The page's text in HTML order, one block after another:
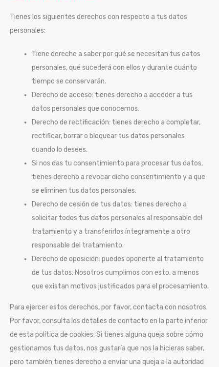
Tienes los siguientes derechos con respecto a tus datos
personales:
Tiene derecho a saber por qué se necesitan tus datos
personales, qué sucederá con ellos y durante cuánto
tiempo se conservarán.
Derecho de acceso: tienes derecho a acceder a tus
datos personales que conocemos.
Derecho de rectificación: tienes derecho a completar,
rectificar, borrar o bloquear tus datos personales
cuando lo desees.
Si nos das tu consentimiento para procesar tus datos,
tienes derecho a revocar dicho consentimiento y a que
se eliminen tus datos personales.
Derecho de cesión de tus datos: tienes derecho a
solicitar todos tus datos personales al responsable del
tratamiento y a transferirlos íntegramente a otro
responsable del tratamiento.
Derecho de oposición: puedes oponerte al tratamiento
de tus datos. Nosotros cumplimos con esto, a menos
que existan motivos justificados para el procesamiento.
Para ejercer estos derechos, por favor, contacta con nosotros.
Por favor, consulta los detalles de contacto en la parte inferior
de esta política de cookies. Si tienes alguna queja sobre cómo
gestionamos tus datos, nos gustaría que nos la hicieras saber,
pero también tienes derecho a enviar una queja a la autoridad